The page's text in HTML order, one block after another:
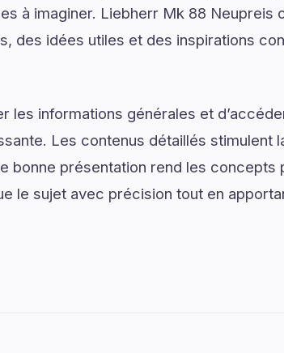
à imaginer. Liebherr Mk 88 Neupreis
des idées utiles et des inspirations
les informations générales et
Les contenus détaillés stimulent
bonne présentation rend les concepts
le sujet avec précision tout en